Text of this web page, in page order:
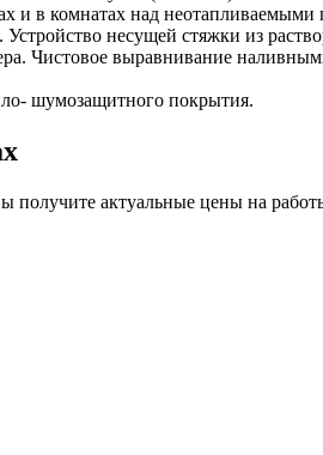
и в комнатах над
несущей стяжки из
Чистовое выравнивание
шумозащитного покрытия.
получите актуальные цены на